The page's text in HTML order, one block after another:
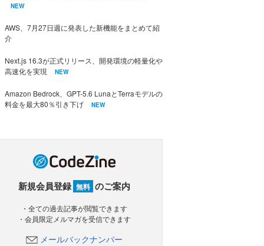
NEW
AWS、7月27日週に発表した新機能をまとめて紹
介
Next.js 16.3が正式リリース、開発環境の軽量化や
高速化を実現
NEW
Amazon Bedrock、GPT-5.6 LunaとTerraモデルの
料金を最大80％引き下げ
NEW
新規会員登録 無料 のご案内
・全ての過去記事が閲覧できます
・会員限定メルマガを受信できます
メールバックナンバー